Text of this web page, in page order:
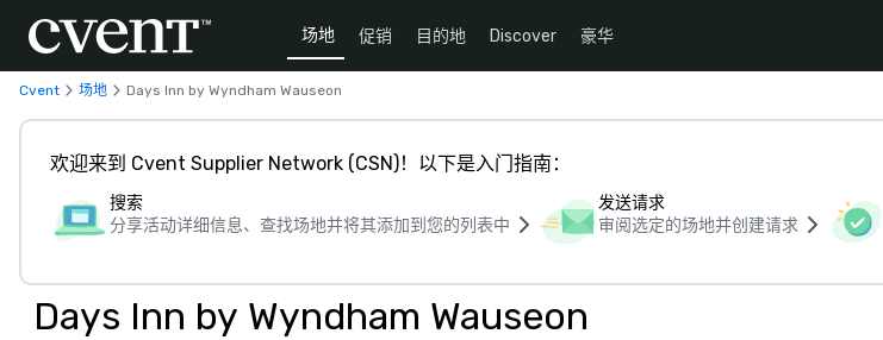
场地 促销 目的地 Discover 豪华
Cvent 场地 Days Inn by Wyndham Wauseon
欢迎来到 Cvent Supplier Network (CSN)！以下是入门指南：
搜索
分享活动详细信息、查找场地并将其添加到您的列表中
发送请求
审阅选定的场地并创建请求
Days Inn by Wyndham Wauseon